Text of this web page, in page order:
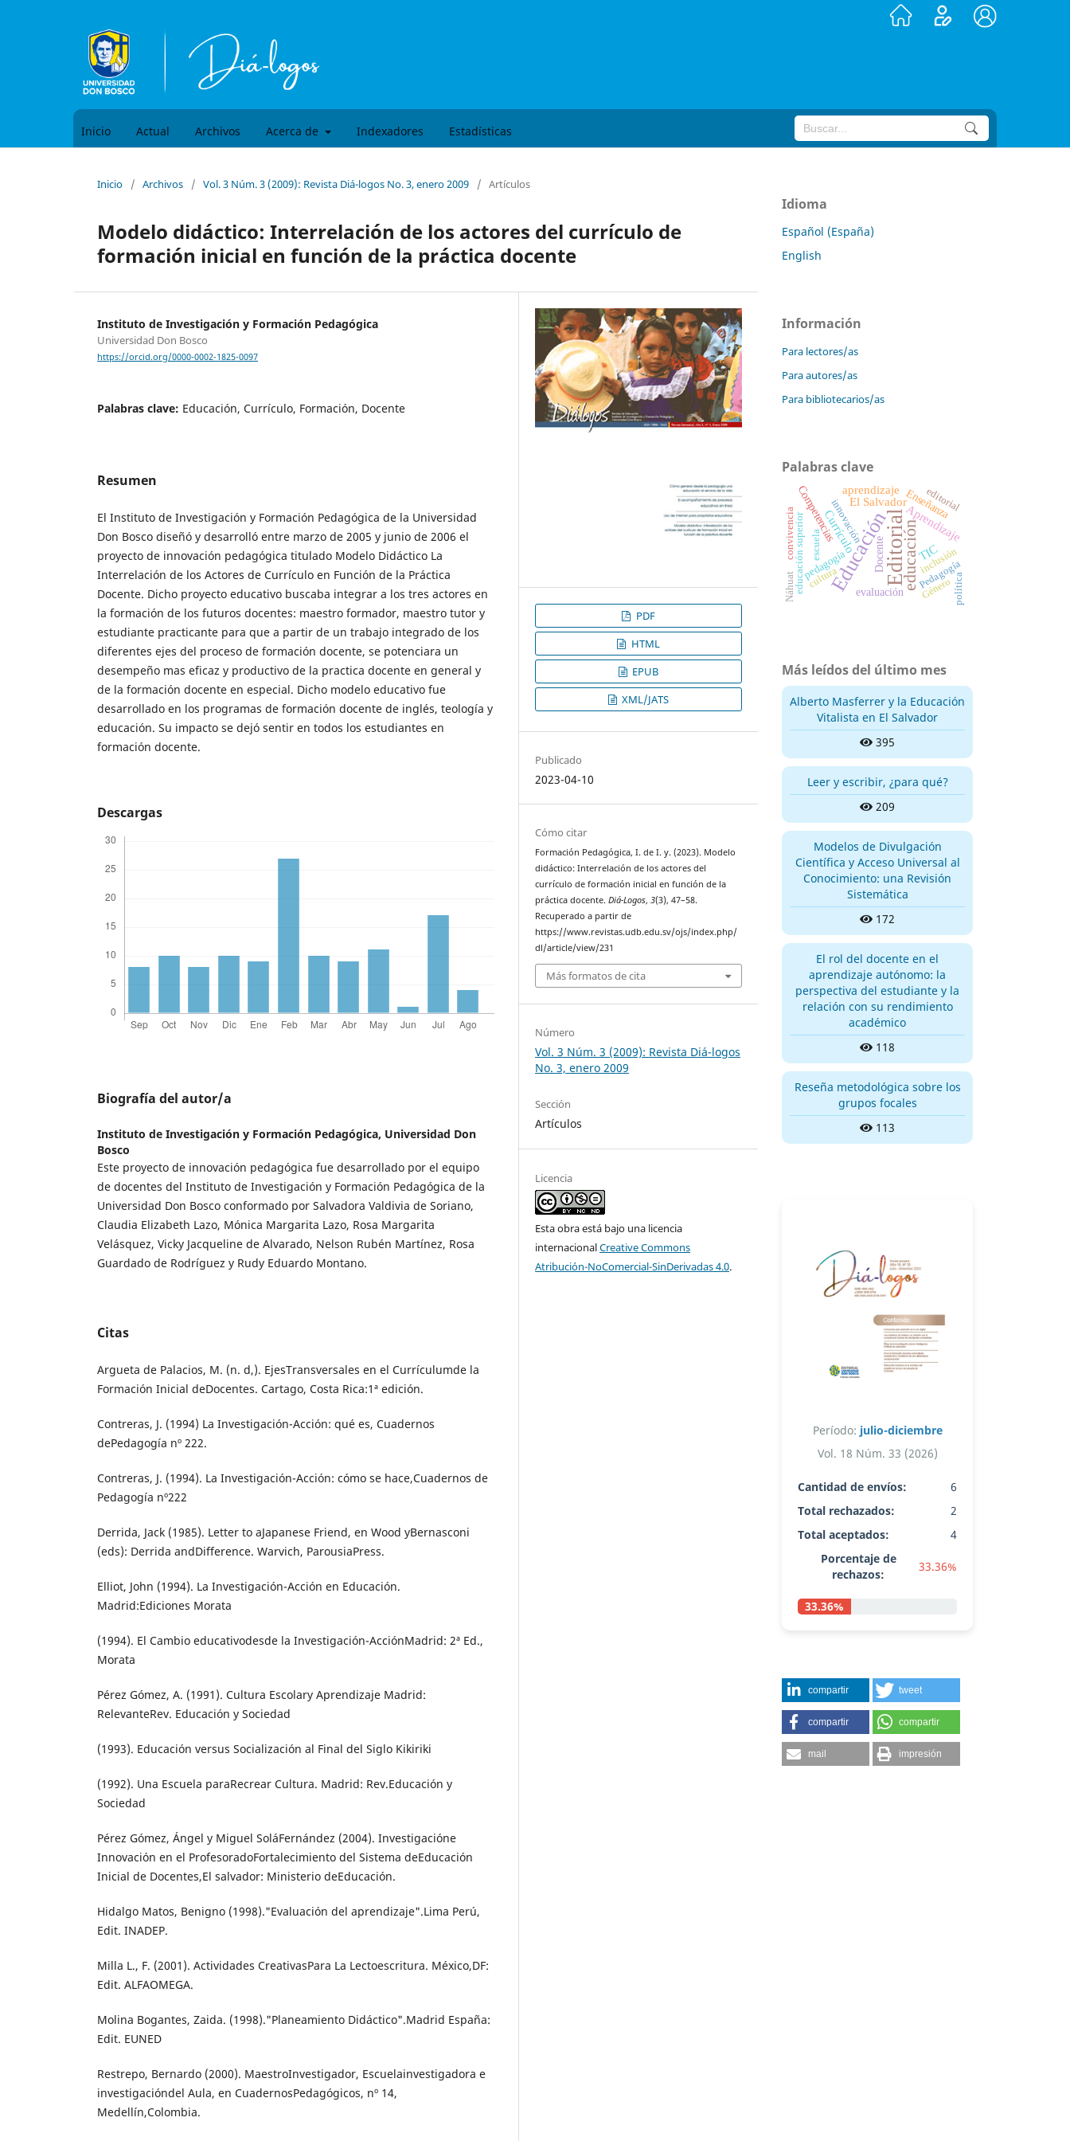
Inicio Actual Archivos Acerca de Indexadores Estadísticas
Inicio / Archivos / Vol. 3 Núm. 3 (2009): Revista Diá-logos No. 3, enero 2009 / Artículos
Modelo didáctico: Interrelación de los actores del currículo de
formación inicial en función de la práctica docente
Instituto de Investigación y Formación Pedagógica
Universidad Don Bosco
https://orcid.org/0000-0002-1825-0097
Palabras clave: Educación, Currículo, Formación, Docente
Resumen
El Instituto de Investigación y Formación Pedagógica de la Universidad
Don Bosco diseñó y desarrolló entre marzo de 2005 y junio de 2006 el
proyecto de innovación pedagógica titulado Modelo Didáctico La
Interrelación de los Actores de Currículo en Función de la Práctica
Docente. Dicho proyecto educativo buscaba integrar a los tres actores en
la formación de los futuros docentes: maestro formador, maestro tutor y
estudiante practicante para que a partir de un trabajo integrado de los
diferentes ejes del proceso de formación docente, se potenciara un
desempeño mas eficaz y productivo de la practica docente en general y
de la formación docente en especial. Dicho modelo educativo fue
desarrollado en los programas de formación docente de inglés, teología y
educación. Su impacto se dejó sentir en todos los estudiantes en
formación docente.
Descargas
Biografía del autor/a
Instituto de Investigación y Formación Pedagógica, Universidad Don
Bosco
Este proyecto de innovación pedagógica fue desarrollado por el equipo
de docentes del Instituto de Investigación y Formación Pedagógica de la
Universidad Don Bosco conformado por Salvadora Valdivia de Soriano,
Claudia Elizabeth Lazo, Mónica Margarita Lazo, Rosa Margarita
Velásquez, Vicky Jacqueline de Alvarado, Nelson Rubén Martínez, Rosa
Guardado de Rodríguez y Rudy Eduardo Montano.
Citas
Argueta de Palacios, M. (n. d,). EjesTransversales en el Currículumde la
Formación Inicial deDocentes. Cartago, Costa Rica:1ª edición.
Contreras, J. (1994) La Investigación-Acción: qué es, Cuadernos
dePedagogía nº 222.
Contreras, J. (1994). La Investigación-Acción: cómo se hace,Cuadernos de
Pedagogía nº222
Derrida, Jack (1985). Letter to aJapanese Friend, en Wood yBernasconi
(eds): Derrida andDifference. Warvich, ParousiaPress.
Elliot, John (1994). La Investigación-Acción en Educación.
Madrid:Ediciones Morata
(1994). El Cambio educativodesde la Investigación-AcciónMadrid: 2ª Ed.,
Morata
Pérez Gómez, A. (1991). Cultura Escolary Aprendizaje Madrid:
RelevanteRev. Educación y Sociedad
(1993). Educación versus Socialización al Final del Siglo Kikiriki
(1992). Una Escuela paraRecrear Cultura. Madrid: Rev.Educación y
Sociedad
Pérez Gómez, Ángel y Miguel SoláFernández (2004). Investigacióne
Innovación en el ProfesoradoFortalecimiento del Sistema deEducación
Inicial de Docentes,El salvador: Ministerio deEducación.
Hidalgo Matos, Benigno (1998)."Evaluación del aprendizaje".Lima Perú,
Edit. INADEP.
Milla L., F. (2001). Actividades CreativasPara La Lectoescritura. México,DF:
Edit. ALFAOMEGA.
Molina Bogantes, Zaida. (1998)."Planeamiento Didáctico".Madrid España:
Edit. EUNED
Restrepo, Bernardo (2000). MaestroInvestigador, Escuelainvestigadora e
investigacióndel Aula, en CuadernosPedagógicos, nº 14,
Medellín,Colombia.
PDF
HTML
EPUB
XML/JATS
Publicado
2023-04-10
Cómo citar
Formación Pedagógica, I. de I. y. (2023). Modelo
didáctico: Interrelación de los actores del
currículo de formación inicial en función de la
práctica docente.Diá-Logos,3(3), 47–58.
Recuperado a partir de
https://www.revistas.udb.edu.sv/ojs/index.php/
dl/article/view/231
Más formatos de cita
Número
Vol. 3 Núm. 3 (2009): Revista Diá-logos
No. 3, enero 2009
Sección
Artículos
Licencia
Esta obra está bajo una licencia
internacionalCreative Commons
Atribución-NoComercial-SinDerivadas 4.0.
Idioma
Español (España)
English
Información
Para lectores/as
Para autores/as
Para bibliotecarios/as
Palabras clave
Editorial
EducacióneducaciónTIC
Aprendizaje
El Salvador
Currículo
aprendizaje Enseñanza
evaluación
Competencias
pedagogía Docente
escuela
Pedagogía
editorial
educación superior inclusión
innovación
Género
convivencia
Náhuat política
cultura
Más leídos del último mes
Alberto Masferrer y la Educación
Vitalista en El Salvador
395
Leer y escribir, ¿para qué?
209
Modelos de Divulgación
Científica y Acceso Universal al
Conocimiento: una Revisión
Sistemática
172
El rol del docente en el
aprendizaje autónomo: la
perspectiva del estudiante y la
relación con su rendimiento
académico
118
Reseña metodológica sobre los
grupos focales
113
Período: julio-diciembre
Vol. 18 Núm. 33 (2026)
Cantidad de envíos:
6
Total rechazados:
2
Total aceptados:
4
Porcentaje de
rechazos:
33.36%
33.36%
compartir tweet
compartir compartir
mail impresión